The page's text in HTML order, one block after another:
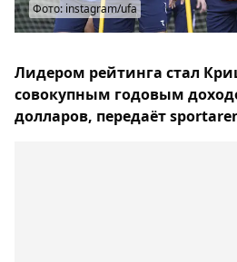
Фото: instagram/ufa
Лидером рейтинга стал
совокупным годовым
долларов, передаёт